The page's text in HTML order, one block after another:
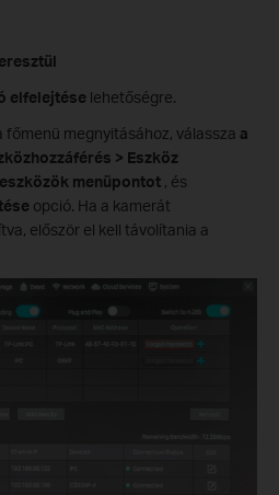
elfelejtése lehetőségre.
megnyitásához, válassza a
> Eszköz
menüpontot , és
opció. Ha a kamerát
először el kell távolítania a